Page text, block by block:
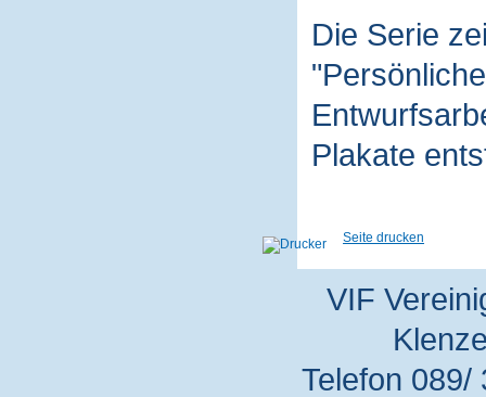
Die Serie
Plakate
Seite drucken
VIF
Telefon